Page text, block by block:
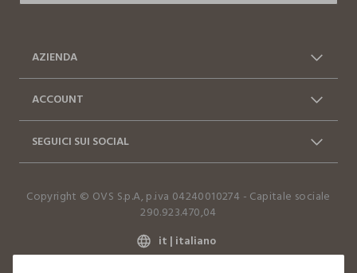
AZIENDA
Resi e cambi Dichiarazione accessibilità
ACCOUNT
SEGUICI SUI SOCIAL
TikTok
Copyright © OVS S.p.A, p.iva 04240010274 - Capitale sociale
290.923.470,04
it | italiano